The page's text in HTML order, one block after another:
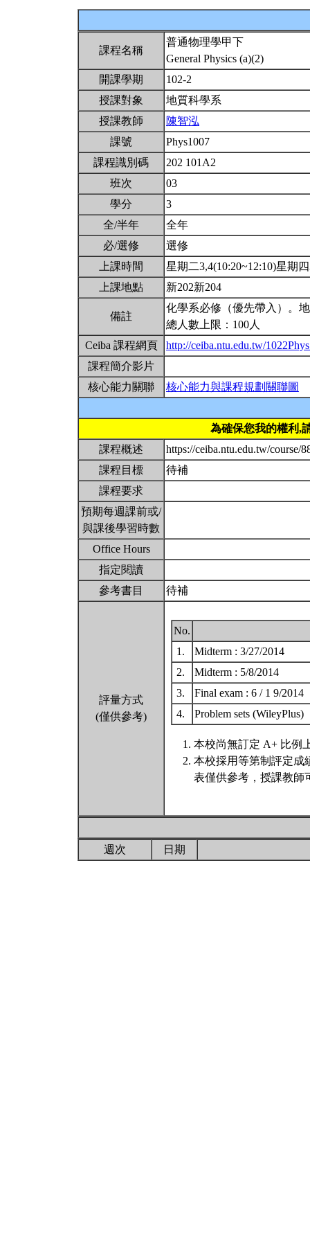
課程名稱
普通物理學甲下
General Physics (a)(2)
開課學期
102-2
授課對象
地質科學系
授課教師
陳智泓
課號
Phys1007
課程識別碼
202 101A2
班次
03
學分
3
全/半年
全年
必/選修
選修
上課時間
星期二3,4(10:20~12:10)星期
上課地點
新202新204
備註
化學系必修（優先帶入）。
總人數上限：100人
Ceiba 課程網頁
http://ceiba.ntu.edu.tw/
課程簡介影片
核心能力關聯
核心能力與課程規劃關聯圖
為確保您我的權利,
課程概述
https://ceiba.ntu.edu.tw/course/
課程目標
待補
課程要求
預期每週課前或/
與課後學習時數
Office Hours
指定閱讀
參考書目
待補
評量方式
(僅供參考)
No.
1.
Midterm : 3/27/2014
2.
Midterm : 5/8/2014
3.
Final exam : 6 / 1 9/2014
4.
Problem sets (WileyPlus)
本校尚無訂定 A+ 比例
本校採用等第制評定成
表僅供參考，授課教師
週次 日期